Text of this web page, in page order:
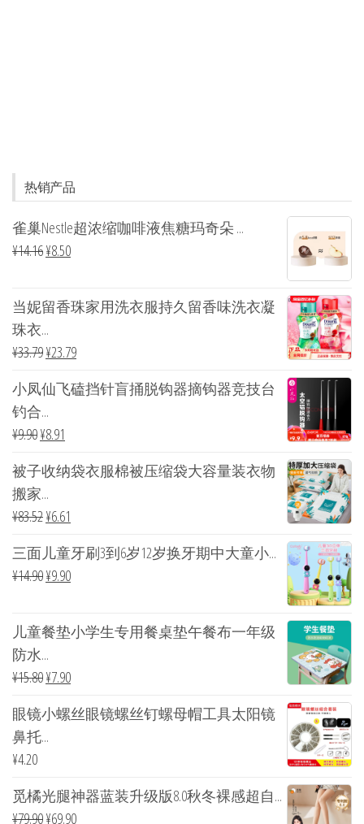
热销产品
雀巢Nestle超浓缩咖啡液焦糖玛奇朵 ...
¥14.16¥8.50
当妮留香珠家用洗衣服持久留香味洗衣凝
珠衣...
¥33.79¥23.79
小凤仙飞磕挡针盲捅脱钩器摘钩器竞技台
钓合...
¥9.90¥8.91
被子收纳袋衣服棉被压缩袋大容量装衣物
搬家...
¥83.52¥6.61
三面儿童牙刷3到6岁12岁换牙期中大童小...
¥14.90¥9.90
儿童餐垫小学生专用餐桌垫午餐布一年级
防水...
¥15.80¥7.90
眼镜小螺丝眼镜螺丝钉螺母帽工具太阳镜
鼻托...
¥4.20
觅橘光腿神器蓝装升级版8.0秋冬裸感超自...
¥79.90¥69.90